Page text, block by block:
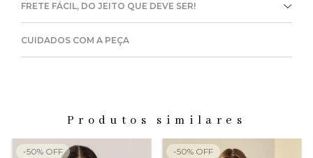
FRETE FÁCIL, DO JEITO QUE DEVE SER!
CUIDADOS COM A PEÇA
Produtos similares
-50% OFF -50% OFF